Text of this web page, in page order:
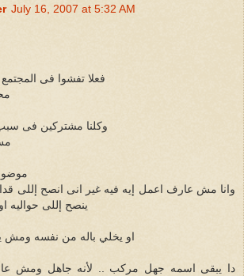
July 16, 2007 at 5:32 AM
فعلا تفشوا فى
وكلنا مشتركين فى
وانا مش عارف اعمل إيه فيه غير انى انصح إللى
ينصح إللى حواليه
او يخلي باله من نفسه ومش
دا يبقى اسمه جهل مركب .. لأنه جاهل ومش